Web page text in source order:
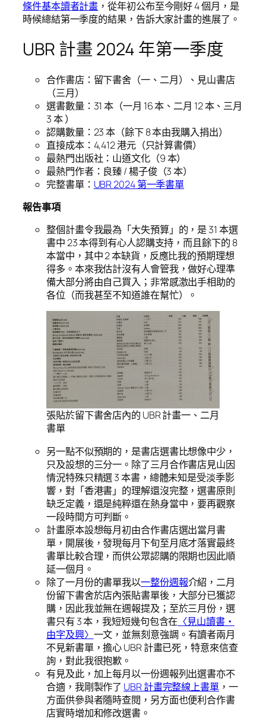
條件基本讀者計畫 ，從年初公布至今剛好 4 個月，是
時候總結第一季度的結果，告訴大家計畫的進展了。
UBR 計畫 2024 年第一季度
合作書店：留下書舍（一、二月）、見山書店
（三月）
選書數量：31 本（一月 16 本、二月 12 本、三月
3 本 ）
認購數量：23 本（餘下 8 本由我購入捐出）
直接成本：4,412 港元（只計算書價）
最熱門出版社：山道文化（9 本）
最熱門作者：良臻 / 楊子俊（3 本）
完整書單： UBR 2024 第一季書單
報告事項
整個計畫令我最為「大失預算」的，是 31 本選
書中 23 本得到有心人認購支持，而且餘下的 8
本當中，其中 2 本缺貨，反應比我的預期理想
得多。本來我估計沒有人會管我，做好心理準
備大部分將由自己買入；非常感激出手相助的
各位（而我甚至不知道誰在幫忙）。
張貼於留下書舍店內的 UBR 計畫一、二月
書單
另一點不似預期的，是書店選書比想像中少，
只及設想的三分一。除了三月合作書店見山因
情況特殊只精選 3 本書，總體未知是受淡季影
響，對「香港書」的理解還沒完整，選書原則
缺乏定義，還是純粹還在熱身當中，要再觀察
一段時間方可判斷。
計畫原本設想每月初由合作書店選出當月書
單，開展後，發現每月下旬至月底才落實最終
書單比較合理，而供公眾認購的限期也因此順
延一個月。
除了一月份的書單我以一整份週報介紹，二月
份留下書舍於店內張貼書單後，大部分已獲認
購，因此我並無在週報提及；至於三月份，選
書只有 3 本，我短短幾句包含在 〈見山讀書・
由字及興〉 一文，並無刻意強調。有讀者兩月
不見新書單，擔心 UBR 計畫已死，特意來信查
詢，對此我很抱歉。
有見及此，加上每月以一份週報列出選書亦不
合適，我剛製作了 UBR 計畫完整線上書單，一
方面供參與者隨時查閱，另方面也便利合作書
店實時增加和修改選書。